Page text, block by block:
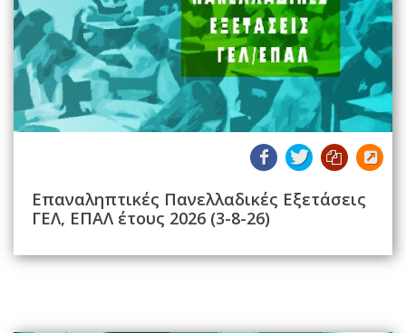
Επαναληπτικές Πανελλαδικές Εξετάσεις
ΓΕΛ, ΕΠΑΛ έτους 2026 (3-8-26)